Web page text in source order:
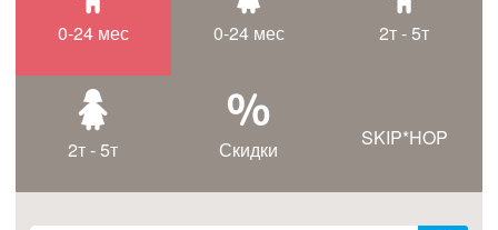
0-24 мес 0-24 мес 2т - 5т
2т - 5т Скидки SKIP*HOP